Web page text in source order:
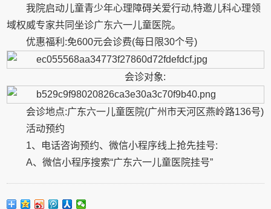
我院启动儿童青少年心理障碍关爱行动,特邀儿科心理领
域权威专家共同坐诊广东六一儿童医院。
优惠福利:免600元会诊费(每日限30个号)
会诊对象:
会诊地点:广东六一儿童医院(广州市天河区燕岭路136号)
活动预约
1、电话咨询预约、微信小程序线上抢先挂号:
A、微信小程序搜索“广东六一儿童医院挂号”